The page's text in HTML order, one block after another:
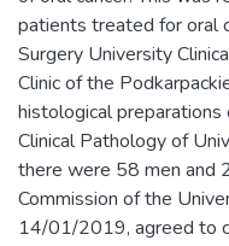
patients treated for oral
Surgery University
Clinic of the
histological
Clinical Pathology of
there were 58 men and
Commission of the
14/01/2019, agreed to